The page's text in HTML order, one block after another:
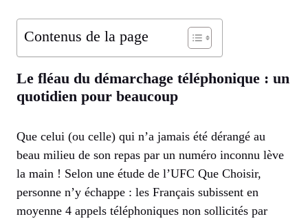
Contenus de la page
Le fléau du démarchage téléphonique : un
quotidien pour beaucoup
Que celui (ou celle) qui n’a jamais été dérangé au
beau milieu de son repas par un numéro inconnu lève
la main ! Selon une étude de l’UFC Que Choisir,
personne n’y échappe : les Français subissent en
moyenne 4 appels téléphoniques non sollicités par